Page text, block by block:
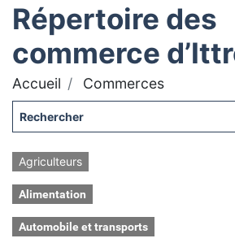
Répertoire des
commerce
Accueil Commerces
Agriculteurs
Alimentation
Automobile et transports